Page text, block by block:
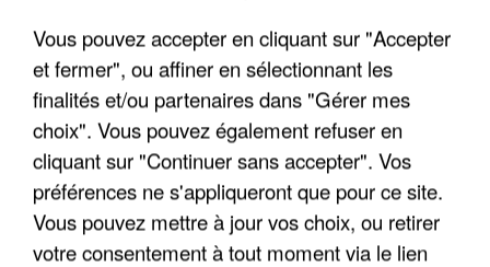
APRÈS TOUTES CES CANICULES, LES REFUGES
DE FAUNE SAUVAGE SONT...
Vous pouvez accepter en cliquant sur "Accepter
et fermer", ou affiner en sélectionnant les
finalités et/ou partenaires dans "Gérer mes
choix". Vous pouvez également refuser en
cliquant sur "Continuer sans accepter". Vos
préférences ne s'appliqueront que pour ce site.
Vous pouvez mettre à jour vos choix, ou retirer
votre consentement à tout moment via le lien